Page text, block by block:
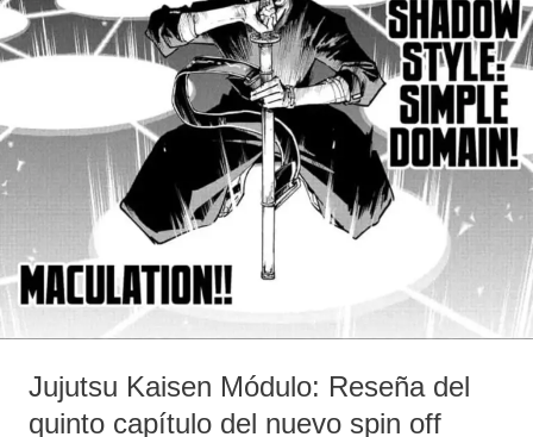
Jujutsu Kaisen Módulo: Reseña del
quinto capítulo del nuevo spin off
Reseña
del
del